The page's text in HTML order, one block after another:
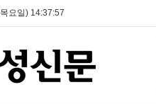
요일) 14:37:58